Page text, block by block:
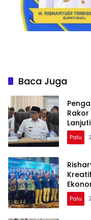
Baca Juga
Rakor
Palu
Palu